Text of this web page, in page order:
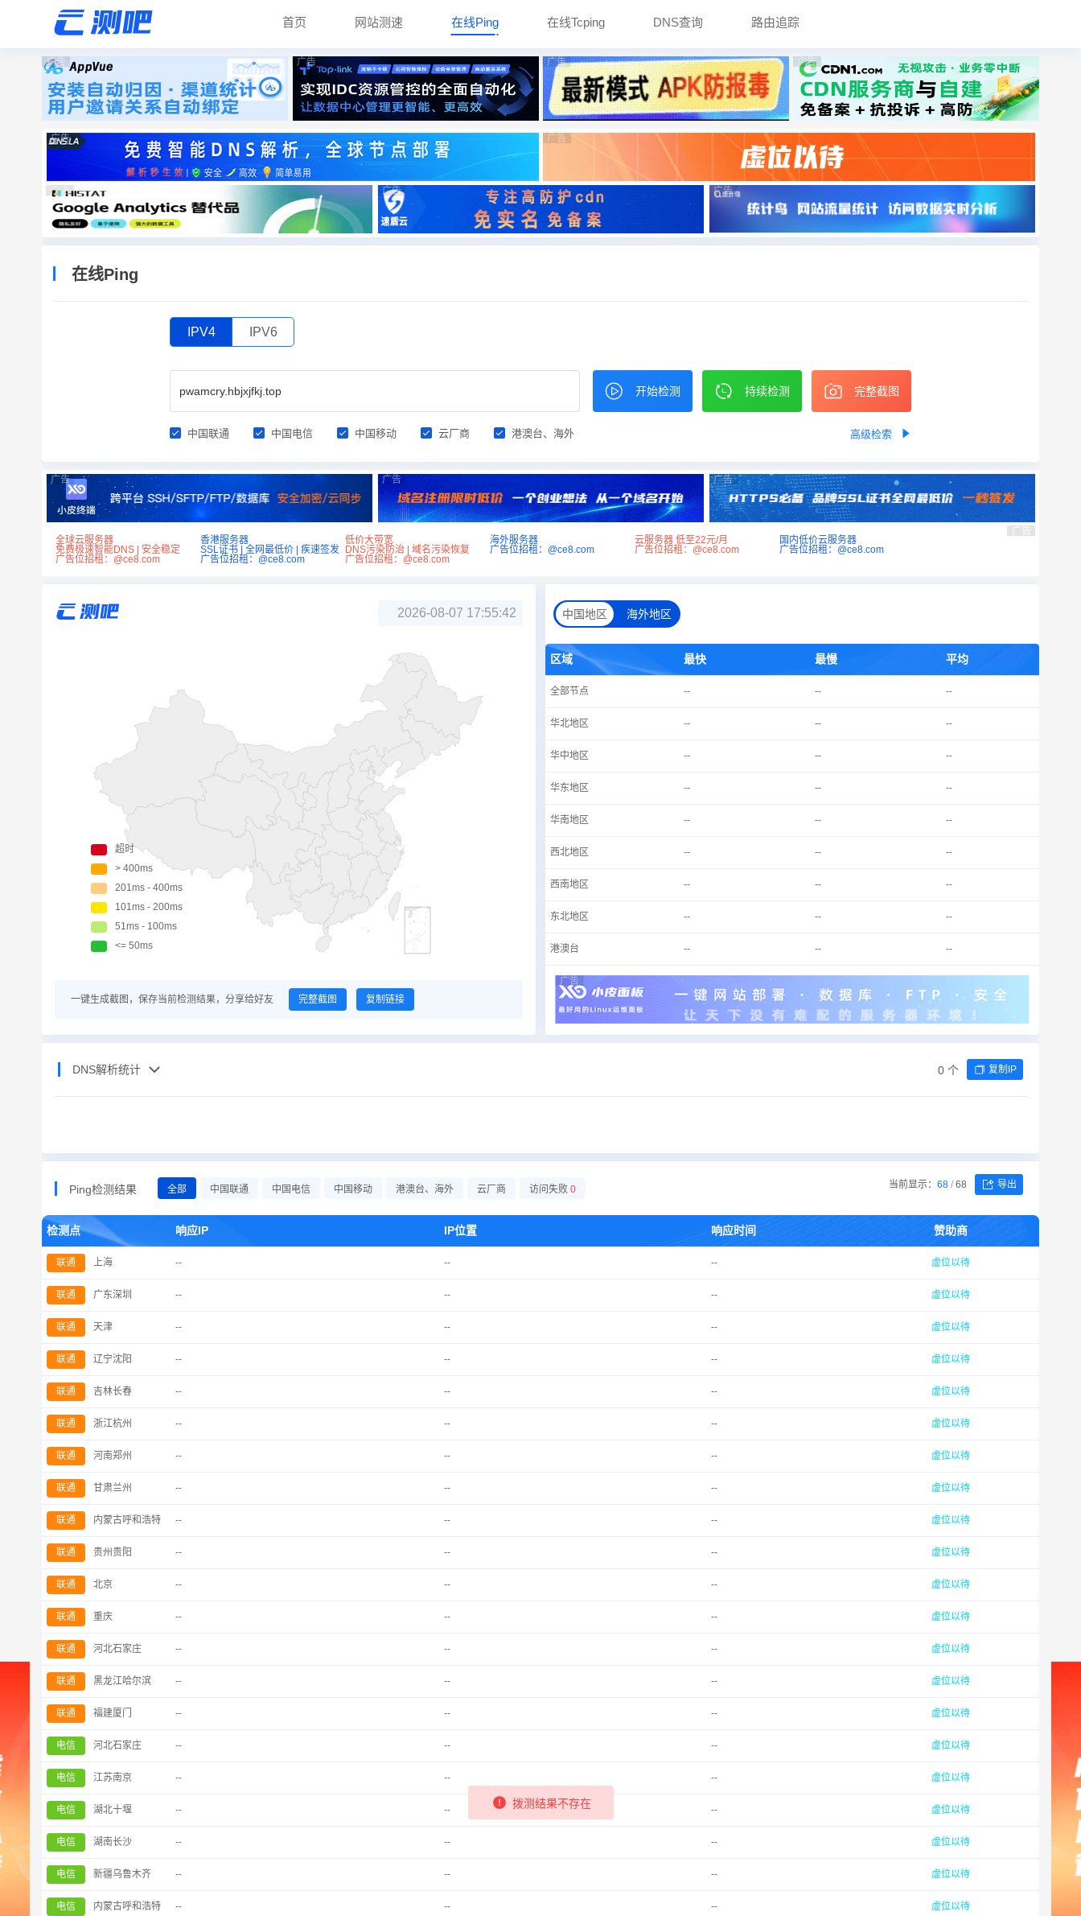
首页 网站测速 在线Ping 在线Tcping DNS查询 路由追踪
广告 广告 广告 广告
广告 广告
广告 广告 广告
在线Ping
IPV4 IPV6
开始检测 持续检测 完整截图
中国联通 中国电信 中国移动 云厂商 港澳台、海外 高级检索
广告 广告 广告
广告
全球云服务器 香港服务器 低价大带宽 海外服务器 云服务器 低至22元/月
国内低价云服务器
免费极速智能DNS | 安全稳定
SSL证书 | 全网最低价 | 疾速签发 DNS污染防治 | 域名污染恢复 广告位招租：@ce8.com 广告位招租：@ce8.com
广告位招租：@ce8.com
广告位招租：@ce8.com
广告位招租：@ce8.com 广告位招租：@ce8.com
2026-08-07 17:55:42
一键生成截图，保存当前检测结果，分享给好友 完整截图 复制链接
中国地区 海外地区
区域 最快 最慢 平均
全部节点 -- -- --
华北地区 -- -- --
华中地区 -- -- --
华东地区 -- -- --
华南地区 -- -- --
西北地区 -- -- --
西南地区 -- -- --
东北地区 -- -- --
港澳台 -- -- --
广告
DNS解析统计 0 个 复制IP
Ping检测结果 全部 中国联通 中国电信 中国移动 港澳台、海外 云厂商 访问失败 0 当前显示： 68 / 68 导出
检测点 响应IP IP位置 响应时间 赞助商
联通 上海 -- -- -- 虚位以待
联通 广东深圳 -- -- -- 虚位以待
联通 天津 -- -- -- 虚位以待
联通 辽宁沈阳 -- -- -- 虚位以待
联通 吉林长春 -- -- -- 虚位以待
联通 浙江杭州 -- -- -- 虚位以待
联通 河南郑州 -- -- -- 虚位以待
联通 甘肃兰州 -- -- -- 虚位以待
联通 内蒙古呼和浩特 -- -- -- 虚位以待
联通 贵州贵阳 -- -- -- 虚位以待
联通 北京 -- -- -- 虚位以待
联通 重庆 -- -- -- 虚位以待
联通 河北石家庄 -- -- -- 虚位以待
联通 黑龙江哈尔滨 -- -- -- 虚位以待
联通 福建厦门 -- -- -- 虚位以待
电信 河北石家庄 -- -- -- 虚位以待
电信 江苏南京 -- -- -- 虚位以待
电信 湖北十堰 -- -- -- 虚位以待
电信 湖南长沙 -- -- -- 虚位以待
电信 新疆乌鲁木齐 -- -- -- 虚位以待
电信 内蒙古呼和浩特 -- -- -- 虚位以待